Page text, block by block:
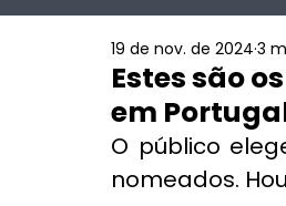
PROJECTOS TURISMO
Estes são
em
19 de nov. de 2024 3
O público
nomeados.